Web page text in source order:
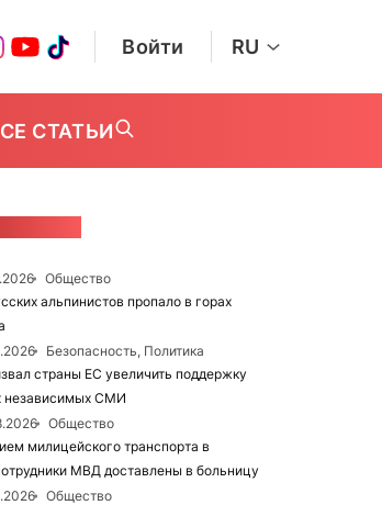
Войти RU
СТАТЬИ
Общество
альпинистов пропало в горах
Безопасность, Политика
страны ЕС увеличить поддержку
независимых СМИ
Общество
милицейского транспорта в
МВД доставлены в больницу
Общество